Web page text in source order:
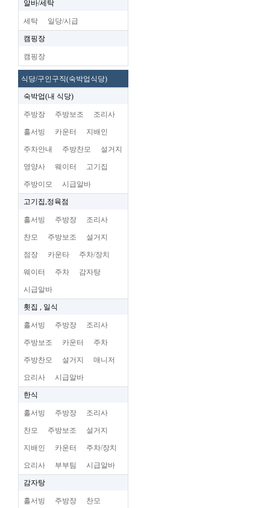
알바/세탁
세탁 일당/시급
캠핑장
캠핑장
식당/구인구직(숙박업식당)
숙박업(내 식당)
주방장 주방보조 조리사
홀서빙 카운터 지배인
주차안내 주방찬모 설거지
영양사 웨이터 고기집
주방이모 시급알바
고기집,정육점
홀서빙 주방장 조리사
찬모 주방보조 설거지
점장 카운타 주차/장치
웨이터 주차 감자탕
시급알바
횟집 , 일식
홀서빙 주방장 조리사
주방보조 카운터 주차
주방찬모 설거지 매니저
요리사 시급알바
한식
홀서빙 주방장 조리사
찬모 주방보조 설거지
지배인 카운터 주차/장치
요리사 부부팀 시급알바
감자탕
홀서빙 주방장 찬모